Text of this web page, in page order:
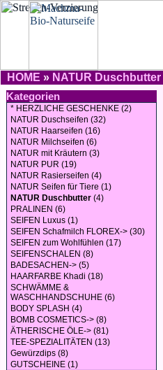
HOME » NATUR Duschbutter
Kategorien
* HERZLICHE GESCHENKE (2)
NATUR Duschseifen (32)
NATUR Haarseifen (16)
NATUR Milchseifen (6)
NATUR mit Kräutern (3)
NATUR PUR (19)
NATUR Rasierseifen (4)
NATUR Seifen für Tiere (1)
NATUR Duschbutter (4)
PRALINEN (6)
SEIFEN Luxus (1)
SEIFEN Schafmilch FLOREX-> (30)
SEIFEN zum Wohlfühlen (17)
SEIFENSCHALEN (8)
BADESACHEN-> (5)
HAARFARBE Khadi (18)
SCHWÄMME &
WASCHHANDSCHUHE (6)
BODY SPLASH (4)
BOMB COSMETICS-> (8)
ÄTHERISCHE ÖLE-> (81)
TEE-SPEZIALITÄTEN (13)
Gewürzdips (8)
GUTSCHEINE (1)